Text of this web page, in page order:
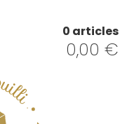
0 articles
0,00 €